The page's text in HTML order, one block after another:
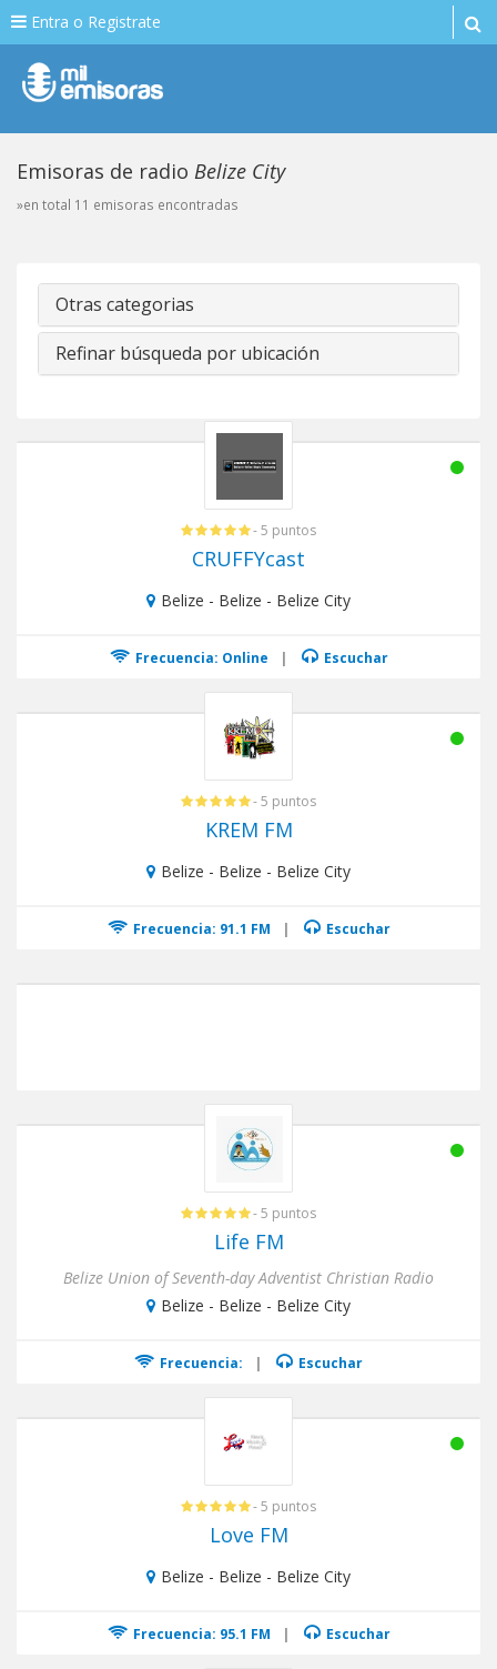
Entra o Registrate
Emisoras de radio Belize City
»en total 11 emisoras encontradas
Otras categorias
Refinar búsqueda por ubicación
- 5 puntos
CRUFFYcast
Belize - Belize - Belize City
Frecuencia: Online | Escuchar
- 5 puntos
KREM FM
Belize - Belize - Belize City
Frecuencia: 91.1 FM | Escuchar
- 5 puntos
Life FM
Belize Union of Seventh-day Adventist Christian Radio
Belize - Belize - Belize City
Frecuencia: | Escuchar
- 5 puntos
Love FM
Belize - Belize - Belize City
Frecuencia: 95.1 FM | Escuchar